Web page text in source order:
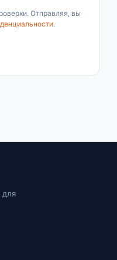
Отправляя, вы
.